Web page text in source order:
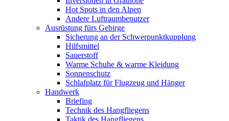
Hot Spots in den Alpen
Andere Luftraumbenutzer
Ausrüstung fürs Gebirge
Sicherung an der Schwerpunktkupplung
Hilfsmittel
Sauerstoff
Warme Schuhe & warme Kleidung
Sonnenschutz
Schlafplatz für Flugzeug und Hänger
Handwerk
Briefing
Technik des Hangfliegens
Taktik des Hangfliegens